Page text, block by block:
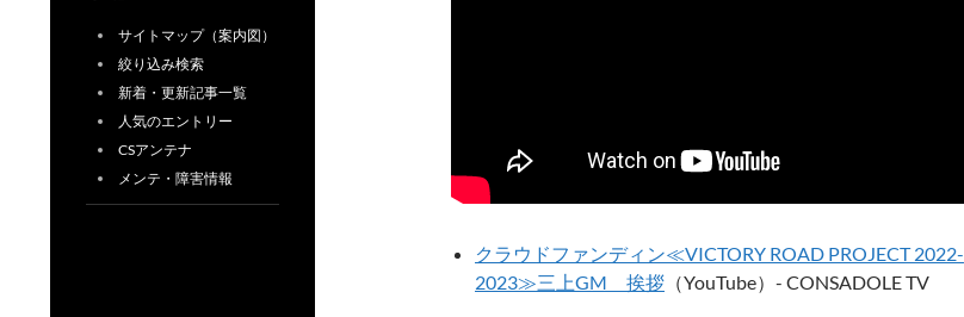
クラウドファンディン≪VICTORY ROAD PROJECT 2022-
2023≫三上GM 挨拶 （YouTube）- CONSADOLE TV
サイトマップ（案内図）
絞り込み検索
新着・更新記事一覧
人気のエントリー
CSアンテナ
メンテ・障害情報